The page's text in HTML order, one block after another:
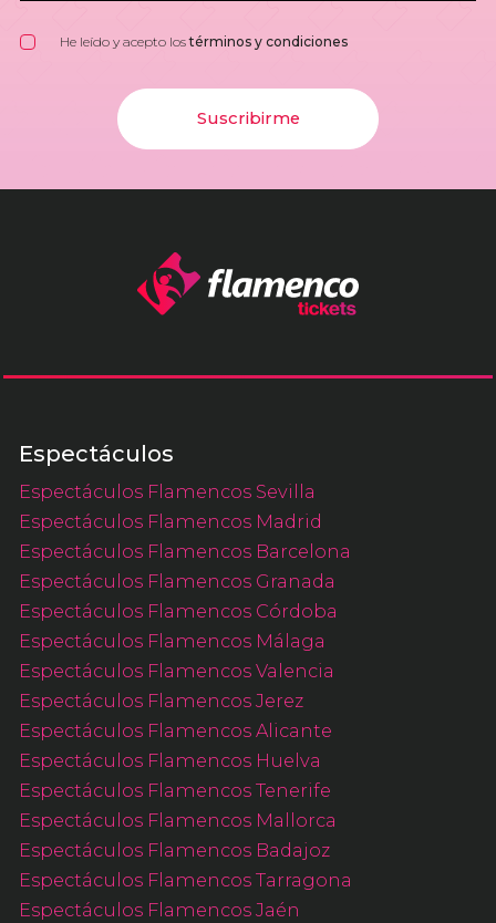
He leído y acepto lostérminos y condiciones
Suscribirme
Espectáculos
Espectáculos Flamencos Sevilla
Espectáculos Flamencos Madrid
Espectáculos Flamencos Barcelona
Espectáculos Flamencos Granada
Espectáculos Flamencos Córdoba
Espectáculos Flamencos Málaga
Espectáculos Flamencos Valencia
Espectáculos Flamencos Jerez
Espectáculos Flamencos Alicante
Espectáculos Flamencos Huelva
Espectáculos Flamencos Tenerife
Espectáculos Flamencos Mallorca
Espectáculos Flamencos Badajoz
Espectáculos Flamencos Tarragona
Espectáculos Flamencos Jaén